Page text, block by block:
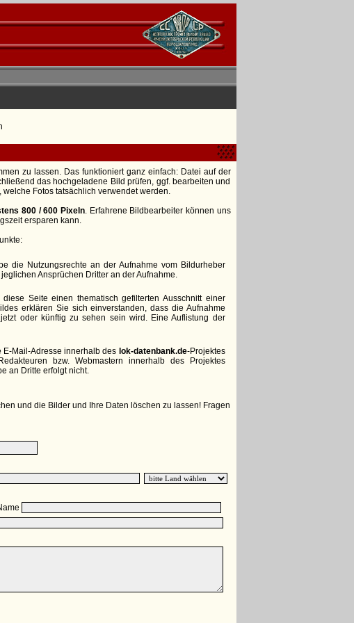
zu lassen. Das funktioniert ganz einfach: Datei auf der
das hochgeladene Bild prüfen, ggf. bearbeiten und
Fotos tatsächlich verwendet werden.
800 / 600 Pixeln. Erfahrene Bildbearbeiter können uns
ersparen kann.
die Nutzungsrechte an der Aufnahme vom Bildurheber
Ansprüchen Dritter an der Aufnahme.
Seite einen thematisch gefilterten Ausschnitt einer
erklären Sie sich einverstanden, dass die Aufnahme
oder künftig zu sehen sein wird. Eine Auflistung der
E-Mail-Adresse innerhalb des lok-datenbank.de-Projektes
bzw. Webmastern innerhalb des Projektes
an Dritte erfolgt nicht.
und die Bilder und Ihre Daten löschen zu lassen! Fragen